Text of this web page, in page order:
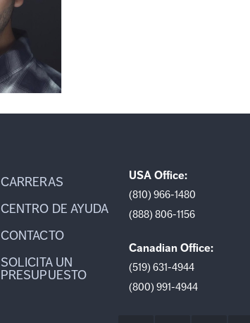
CARRERAS
CENTRO DE AYUDA
CONTACTO
SOLICITA UN
PRESUPUESTO
USA Office:
(810) 966-1480
(888) 806-1156
Canadian Office:
(519) 631-4944
(800) 991-4944